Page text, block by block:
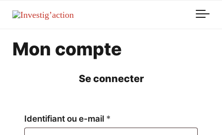
Mon compte
Se connecter
Identifiant ou e-mail *